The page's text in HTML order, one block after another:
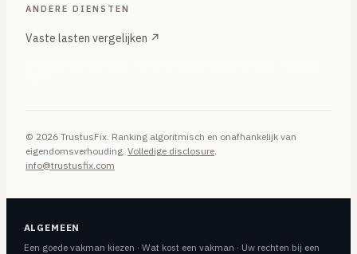
ANDERE DIENSTEN
Vaste lasten vergelijken ↗
© 2026 TrustusFix. Ranking algoritmisch en onafhankelijk van
eigendomsverhouding. Volledige disclosure
info@trustusfix.com
ALGEMEEN
Een goede vakman kiezen · Wat kost een vakman · Uw rechten bij een